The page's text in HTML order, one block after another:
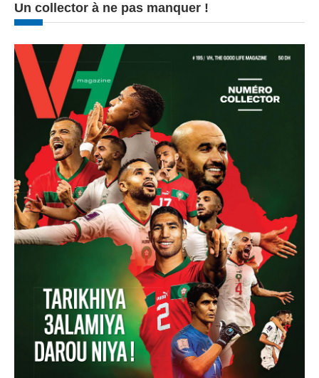
Un collector à ne pas manquer !